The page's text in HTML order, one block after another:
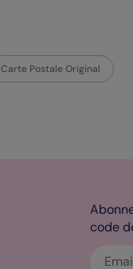
Carte Postale Original
code